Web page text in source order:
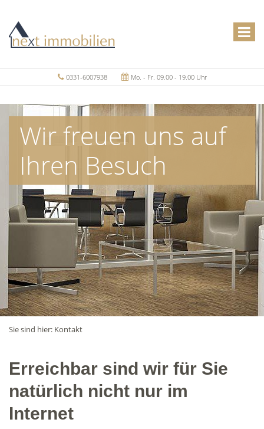
0331-6007938 Mo. - Fr. 09.00 - 19.00 Uhr
Wir freuen uns auf
Ihren Besuch
Sie sind hier: Kontakt
Erreichbar sind wir für Sie
natürlich nicht nur im
Internet